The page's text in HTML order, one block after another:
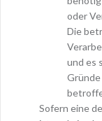
oder
Die
und es
Sofern eine